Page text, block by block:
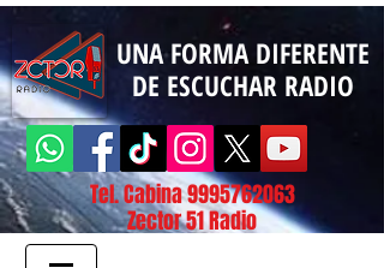
UNA FORMA DIFERENTE
DE ESCUCHAR RADIO
Tel. Cabina9995762063
Zector 51 Radio